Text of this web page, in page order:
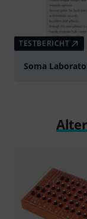
TESTBERICHT
Soma